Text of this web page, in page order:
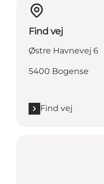
Find vej
Østre Havnevej 6
5400 Bogense
Find vej